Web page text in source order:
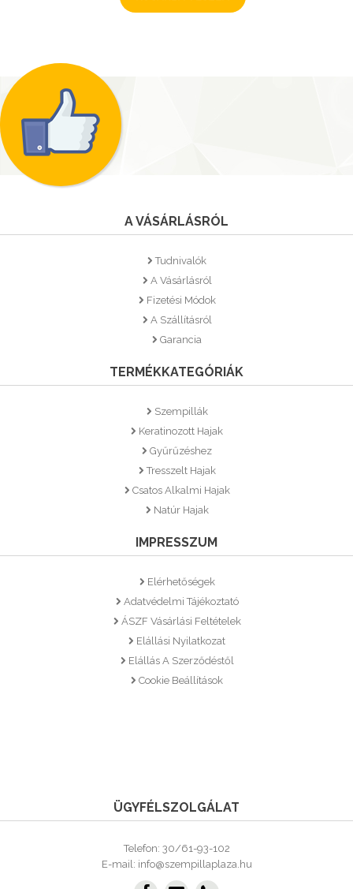
A VÁSÁRLÁSRÓL
Tudnivalók
A Vásárlásról
Fizetési Módok
A Szállításról
Garancia
TERMÉKKATEGÓRIÁK
Szempillák
Keratinozott Hajak
Gyűrűzéshez
Tresszelt Hajak
Csatos Alkalmi Hajak
Natúr Hajak
IMPRESSZUM
Elérhetőségek
Adatvédelmi Tájékoztató
ÁSZF Vásárlási Feltételek
Elállási Nyilatkozat
Elállás A Szerződéstől
Cookie Beállítások
ÜGYFÉLSZOLGÁLAT
Telefon: 30/61-93-102
E-mail: info@szempillaplaza.hu